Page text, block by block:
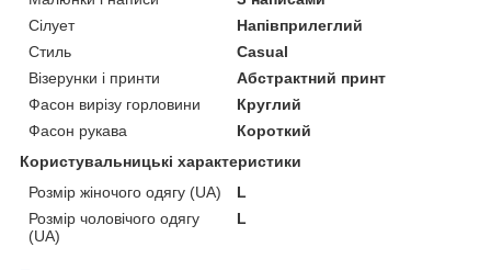
Сілует
Напівприлеглий
Стиль
Casual
Візерунки і принти
Абстрактний принт
Фасон вирізу горловини
Круглий
Фасон рукава
Короткий
Користувальницькі характеристики
Розмір жіночого одягу (UA)
L
Розмір чоловічого одягу
(UA)
L